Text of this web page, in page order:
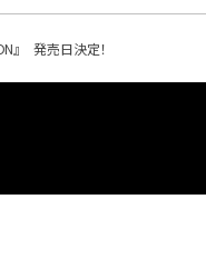
』 発売日決定！